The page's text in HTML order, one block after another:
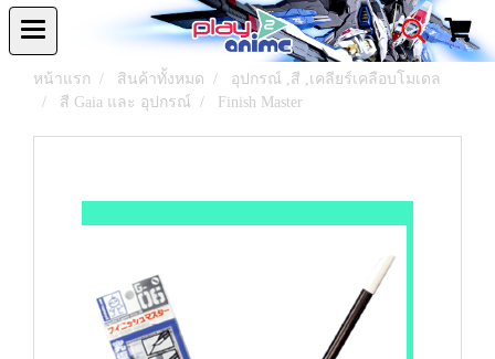
หน้าแรก สินค้าทั้งหมด
อุปกรณ์ ,สี ,เคลียร์เคลือบโมเดล
สี Gaia และ อุปกรณ์
Finish Master